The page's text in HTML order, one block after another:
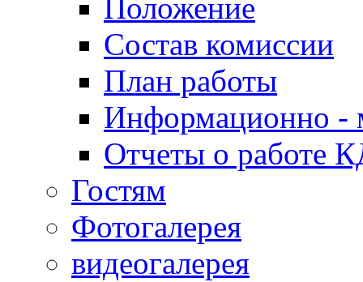
Положение
Состав комиссии
План работы
Информационно -
Отчеты о работе
Гостям
Фотогалерея
видеогалерея